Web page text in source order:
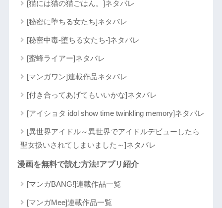
[猫には猫の猫ごはん。]ネタバレ
[秘密に堕ちる女たち]ネタバレ
[秘密中毒-堕ちる女たち-]ネタバレ
[蜜蜂ライアー]ネタバレ
[マンガワン]連載作品ネタバレ
[付き合ってあげてもいいかな]ネタバレ
[アイショタ idol show time twinkling memory]ネタバレ
[異世界アイドル～異世界でアイドルデビューしたら
聖女扱いされてしまいました～]ネタバレ
漫画を無料で読む方法!アプリ紹介
[マンガBANG!]連載作品一覧
[マンガMee]連載作品一覧